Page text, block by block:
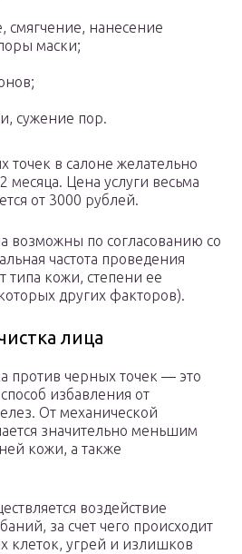
смягчение, нанесение
маски;
сужение пор.
точек в салоне желательно
месяца. Цена услуги весьма
от 3000 рублей.
возможны по согласованию со
частота проведения
типа кожи, степени ее
других факторов).
лица
против черных точек — это
избавления от
От механической
значительно меньшим
кожи, а также
воздействие
за счет чего происходит
клеток, угрей и излишков